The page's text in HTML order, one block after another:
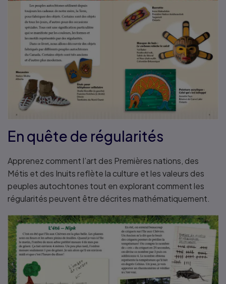
En quête de régularités
Apprenez comment l’art des Premières nations, des
Métis et des Inuits reflète la culture et les valeurs des
peuples autochtones tout en explorant comment les
régularités peuvent être décrites mathématiquement.